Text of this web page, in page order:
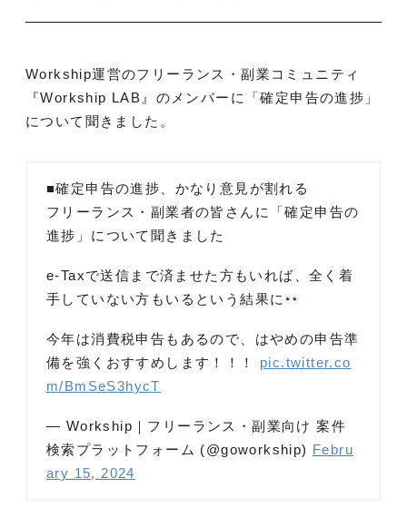
Workship運営のフリーランス・副業コミュニティ
『Workship LAB』のメンバーに「確定申告の進捗」
について聞きました。
■確定申告の進捗、かなり意見が割れる
フリーランス・副業者の皆さんに「確定申告の
進捗」について聞きました
e-Taxで送信まで済ませた方もいれば、全く着
手していない方もいるという結果に
今年は消費税申告もあるので、はやめの申告準
備を強くおすすめします！！！ pic.twitter.co
m/BmSeS3hycT
— Workship｜フリーランス・副業向け 案件
検索プラットフォーム (@goworkship) Febru
ary 15, 2024